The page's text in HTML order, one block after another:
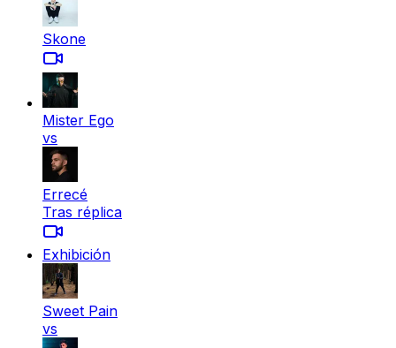
Skone
Mister Ego
vs
Errecé
Tras réplica
Exhibición
Sweet Pain
vs